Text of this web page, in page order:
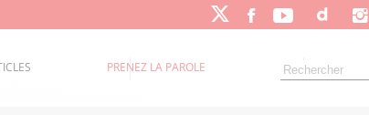
PRENEZ LA PAROLE